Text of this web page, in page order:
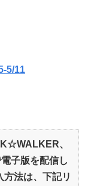
5/11
、
子版を配信し
法は、下記リ